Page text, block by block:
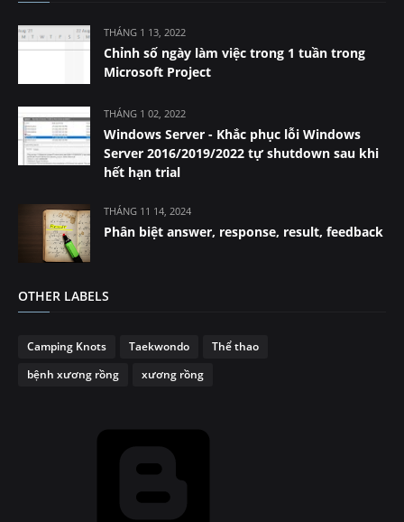
THÁNG 1 13, 2022
Chỉnh số ngày làm việc trong 1 tuần trong
Microsoft Project
THÁNG 1 02, 2022
Windows Server - Khắc phục lỗi Windows
Server 2016/2019/2022 tự shutdown sau khi
hết hạn trial
THÁNG 11 14, 2024
Phân biệt answer, response, result, feedback
OTHER LABELS
Camping Knots Taekwondo
Thể thao
bệnh xương rồng
xương rồng